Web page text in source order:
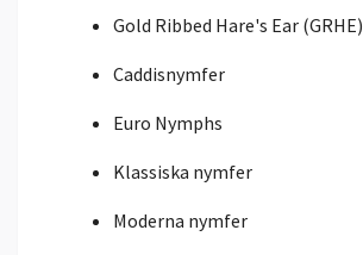
Gold Ribbed Hare's Ear (GRHE)
Caddisnymfer
Euro Nymphs
Klassiska nymfer
Moderna nymfer